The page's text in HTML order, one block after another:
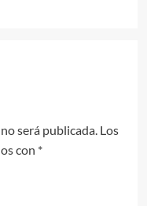
será publicada. Los
con *